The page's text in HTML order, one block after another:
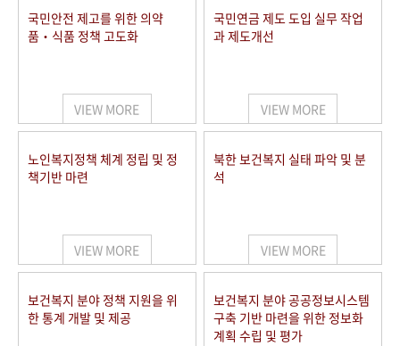
국민안전 제고를 위한 의약
품‧식품 정책 고도화
VIEW MORE
국민연금 제도 도입 실무 작업
과 제도개선
VIEW MORE
노인복지정책 체계 정립 및 정
책기반 마련
VIEW MORE
북한 보건복지 실태 파악 및 분
석
VIEW MORE
보건복지 분야 정책 지원을 위
한 통계 개발 및 제공
보건복지 분야 공공정보시스템
구축 기반 마련을 위한 정보화
계획 수립 및 평가